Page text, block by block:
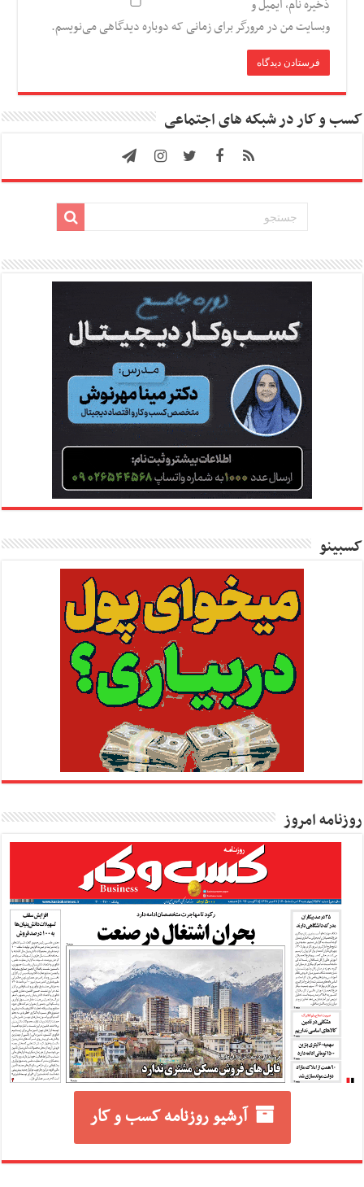
ذخیره نام، ایمیل و
وبسایت من در مرورگر برای زمانی که دوباره دیدگاهی می‌نویسم.
کسب و کار در شبکه های اجتماعی
کسبینو
روزنامه امروز
آرشیو روزنامه کسب و کار